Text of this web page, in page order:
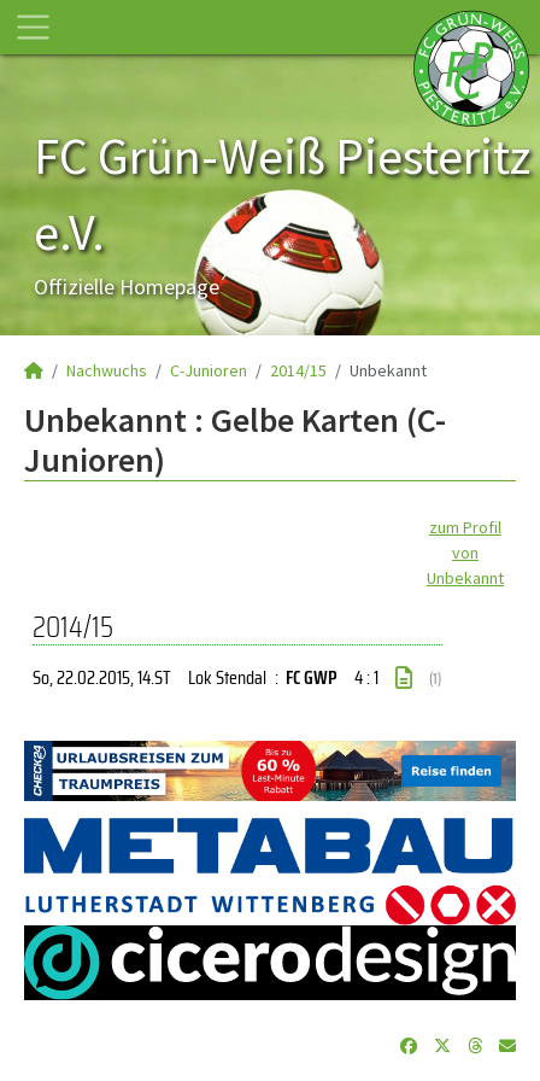
FC Grün-Weiß Piesteritz
e.V.
Offizielle Homepage
Nachwuchs C-Junioren 2014/15 Unbekannt
Unbekannt : Gelbe Karten (C-
Junioren)
zum Profil
von
Unbekannt
2014/15
So, 22.02.2015, 14.ST Lok Stendal : FC GWP 4 : 1 (1)